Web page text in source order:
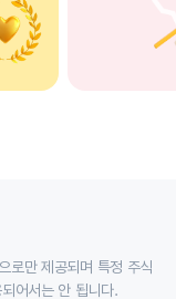
로만 제공되며 특정 주식
어서는 안 됩니다.